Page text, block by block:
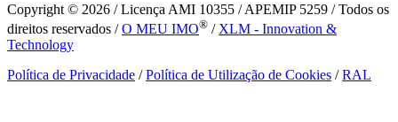
Copyright © 2026 / Licença AMI 10355 / APEMIP 5259 / Todos os
direitos reservados /O MEU IMO® / XLM - Innovation &
Technology
Política de Privacidade /Política de Utilização de Cookies /RAL